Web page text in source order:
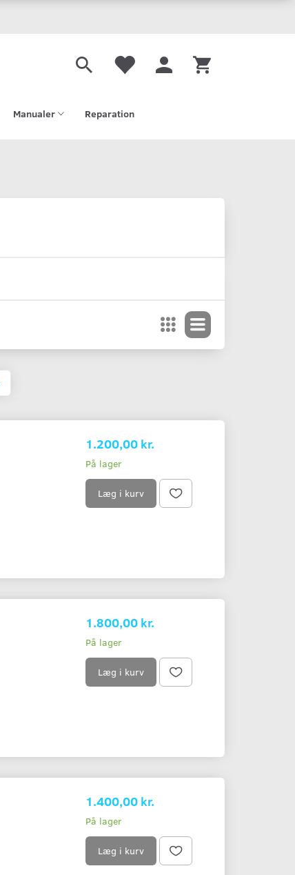
Manualer Reparation
1.200,00 kr.
På lager
Læg i kurv
1.800,00 kr.
På lager
Læg i kurv
1.400,00 kr.
På lager
Læg i kurv